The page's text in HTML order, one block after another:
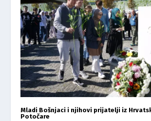
Mladi Bošnjaci i njihovi prijatelji iz
Potočare